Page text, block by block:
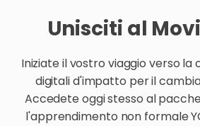
Unisciti al
Iniziate il vostro viaggio verso la
digitali d'impatto per il
Accedete oggi stesso al
l'apprendimento non formale